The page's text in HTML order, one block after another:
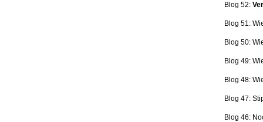
Blog 52:
Blog 51:
Blog 50:
Blog 49:
Blog 48:
Blog 47:
Blog 46: